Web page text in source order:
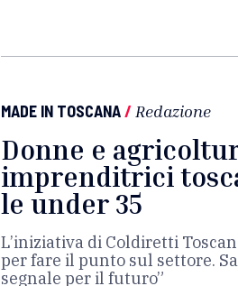
MADE IN TOSCANA/ Redazione
Donne e
imprenditrici
le under 35
L’iniziativa di Coldiretti
per fare il punto sul settore.
segnale per il futuro”